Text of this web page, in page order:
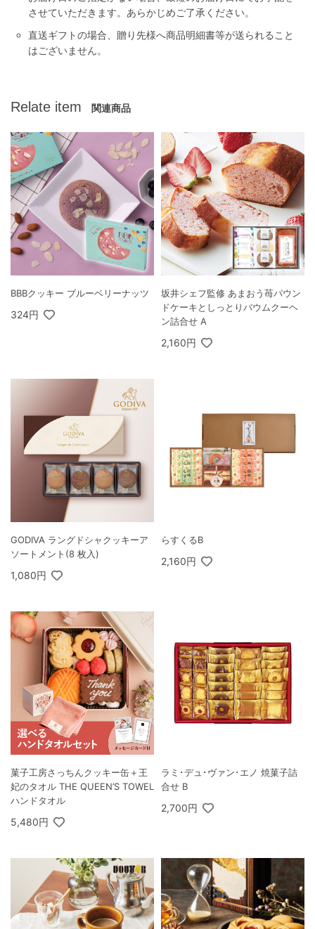
させていただきます。あらかじめご了承ください。
直送ギフトの場合、贈り先様へ商品明細書等が送られること
はございません。
Relate item 関連商品
BBBクッキー ブルーベリーナッツ
324円
坂井シェフ監修 あまおう苺パウン
ドケーキとしっとりバウムクーヘ
ン詰合せ A
2,160円
GODIVA ラングドシャクッキーア
ソートメント(8 枚入)
1,080円
らすくるB
2,160円
菓子工房さっちんクッキー缶＋王
妃のタオル THE QUEEN’S TOWEL
ハンドタオル
5,480円
ラミ･デュ･ヴァン･エノ 焼菓子詰
合せ B
2,700円